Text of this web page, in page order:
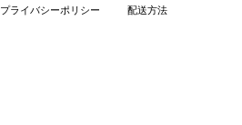
プライバシーポリシー 配送方法